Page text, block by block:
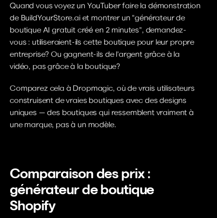
Quand vous voyez un YouTuber faire la démonstration
de BuildYourStore.ai et montrer un "générateur de
boutique AI gratuit créé en 2 minutes", demandez-
vous : utiliseraient-ils cette boutique pour leur propre
entreprise? Ou gagnent-ils de l'argent grâce à la
vidéo, pas grâce à la boutique?
Comparez cela à Dropmagic, où de vrais utilisateurs
construisent de vraies boutiques avec des designs
uniques — des boutiques qui ressemblent vraiment à
une marque, pas à un modèle.
Comparaison des prix :
générateur de boutique
Shopify